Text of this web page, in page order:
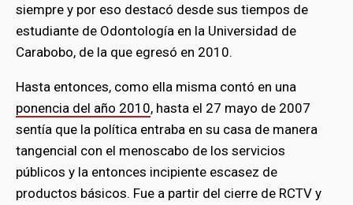
siempre y por eso destacó desde sus tiempos de
estudiante de Odontología en la Universidad de
Carabobo, de la que egresó en 2010.
Hasta entonces, como ella misma contó en una
ponencia del año 2010, hasta el 27 mayo de 2007
sentía que la política entraba en su casa de manera
tangencial con el menoscabo de los servicios
públicos y la entonces incipiente escasez de
productos básicos. Fue a partir del cierre de RCTV y